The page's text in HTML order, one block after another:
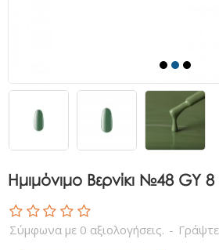
Ημιμόνιμο Βερνίκι №48 GY
Σύμφωνα με 0 αξιολογήσεις. - Γράψτε